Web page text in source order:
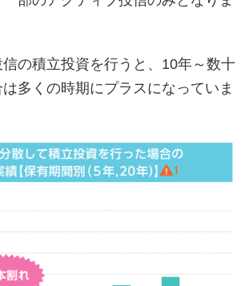
の積立投資を行うと、10年～数十
多くの時期にプラスになっていま